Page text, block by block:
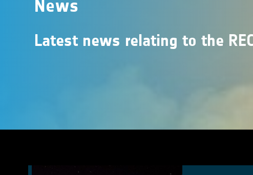
News
Latest news relating to the